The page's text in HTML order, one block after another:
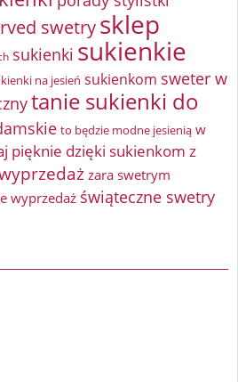
swetrysklep
sukienki sukienkie
na jesień sukienkom sweter w
tanie sukienki do
to będzie modne jesienią w
pięknie dzięki sukienkom z
zara swetrym
wyprzedaż świąteczne swetry